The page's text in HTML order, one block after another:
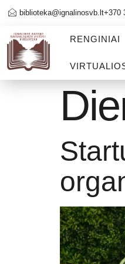
biblioteka@ignalinosvb.lt+370
RENGINIAI